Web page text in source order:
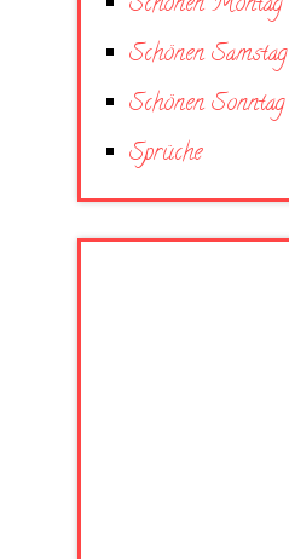
Schönen Samstag
Schönen Sonntag
Sprüche